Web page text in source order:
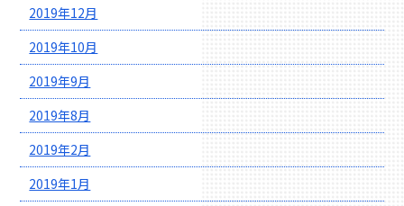
2019年12月
2019年10月
2019年9月
2019年8月
2019年2月
2019年1月